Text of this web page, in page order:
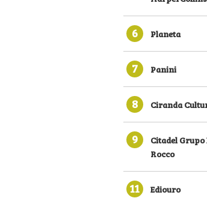
6 Planeta
7 Panini
8 Ciranda
9
Citadel
Rocco
11
Ediouro